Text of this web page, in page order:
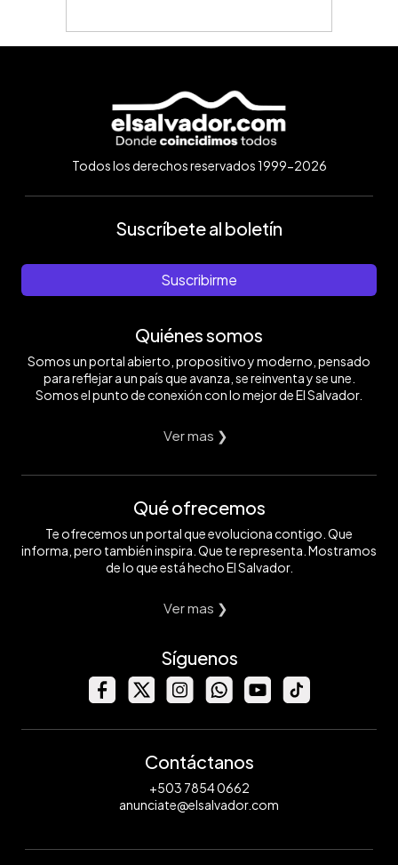
Todos los derechos reservados 1999-2026
Suscríbete al boletín
Suscribirme
Quiénes somos
Somos un portal abierto, propositivo y moderno, pensado
para reflejar a un país que avanza, se reinventa y se une.
Somos el punto de conexión con lo mejor de El Salvador.
Ver mas ❯
Qué ofrecemos
Te ofrecemos un portal que evoluciona contigo. Que
informa, pero también inspira. Que te representa. Mostramos
de lo que está hecho El Salvador.
Ver mas ❯
Síguenos
Contáctanos
+503 7854 0662
anunciate@elsalvador.com